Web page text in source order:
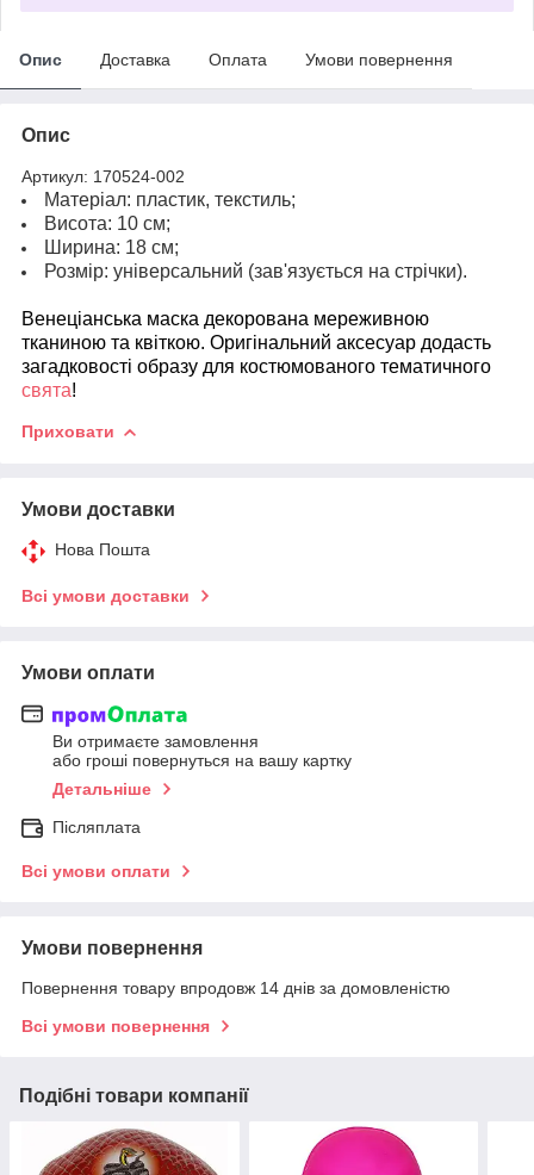
Опис Доставка Оплата Умови повернення
Опис
Артикул: 170524-002
Матеріал: пластик, текстиль;
Висота: 10 см;
Ширина: 18 см;
Розмір: універсальний (зав'язується на стрічки).
Венеціанська маска декорована мереживною
тканиною та квіткою. Оригінальний аксесуар додасть
загадковості образу для костюмованого тематичного
свята!
Приховати
Умови доставки
Нова Пошта
Всі умови доставки
Умови оплати
Ви отримаєте замовлення
або гроші повернуться на вашу картку
Детальніше
Післяплата
Всі умови оплати
Умови повернення
Повернення товару впродовж 14 днів за домовленістю
Всі умови повернення
Подібні товари компанії